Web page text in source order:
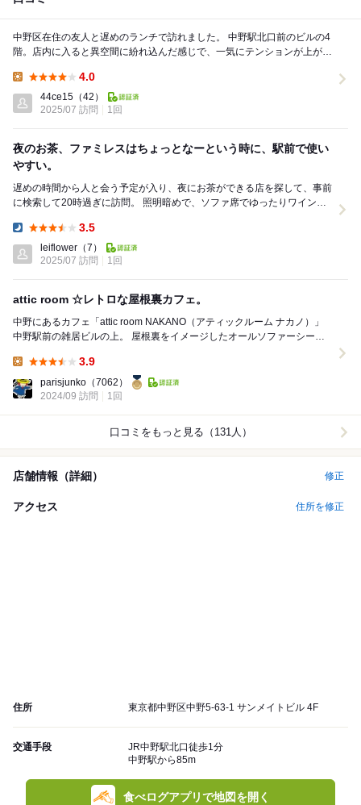
中野区在住の友人と遅めのランチで訪れました。 中野駅北口前のビルの4
階。店内に入ると異空間に紛れ込んだ感じで、一気にテンションが上がり
4.0
44ce15 （42）
2025/07 訪問
1回
夜のお茶、ファミレスはちょっとなーという時に、駅前で使い
やすい。
遅めの時間から人と会う予定が入り、夜にお茶ができる店を探して、事前
に検索して20時過ぎに訪問。 照明暗めで、ソファ席でゆったりワインと
3.5
leiflower （7）
2025/07 訪問
1回
attic room ☆レトロな屋根裏カフェ。
中野にあるカフェ「attic room NAKANO（アティックルーム ナカノ）」
中野駅前の雑居ビルの上。 屋根裏をイメージしたオールソファーシート
3.9
parisjunko （7062）
2024/09 訪問
1回
口コミをもっと見る（131人）
店舗情報（詳細） 修正
アクセス 住所を修正
住所 東京都中野区中野5-63-1 サンメイトビル 4F
交通手段
JR中野駅北口徒歩1分
中野駅から85m
食べログアプリで地図を開く